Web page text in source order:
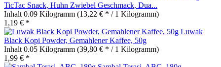
TicTac Snack, Huhn Zwiebel Geschmack, Dua...
Inhalt 0.09 Kilogramm (13,22 € * / 1 Kilogramm)
1,19 € *
Luwak
Black Kopi Powder, Gemahlener Kaffee, 50g
Inhalt 0.05 Kilogramm (39,80 € * / 1 Kilogramm)
1,99 € *